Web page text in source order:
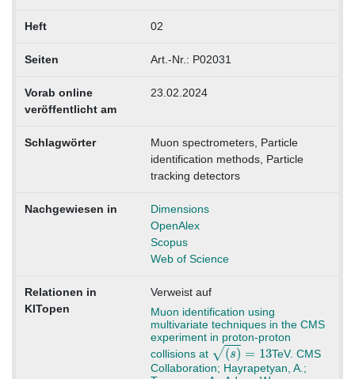
Heft 02
Seiten Art.-Nr.: P02031
Vorab online
veröffentlicht am
23.02.2024
Schlagwörter
Muon spectrometers, Particle
identification methods, Particle
tracking detectors
Nachgewiesen in
Dimensions
OpenAlex
Scopus
Web of Science
Relationen in
KITopen
Verweist auf
Muon identification using
multivariate techniques in the CMS
experiment in proton-proton
collisions at (s)=13
TeV. CMS
Collaboration; Hayrapetyan, A.;